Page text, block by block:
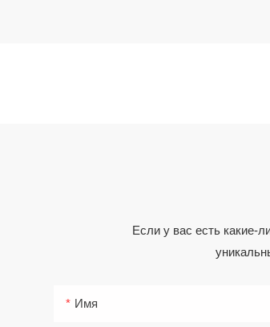
Если у вас есть какие-
Имя